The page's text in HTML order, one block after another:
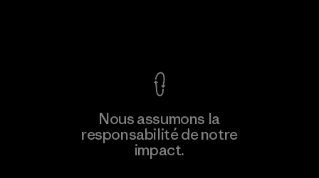
plusNous assumons la
responsabilité de notre
impact.